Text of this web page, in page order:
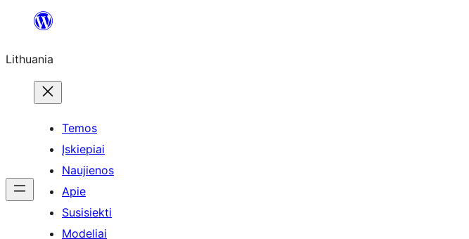
turinio
Lithuania
Temos
Įskiepiai
Naujienos
Apie
Susisiekti
Modeliai